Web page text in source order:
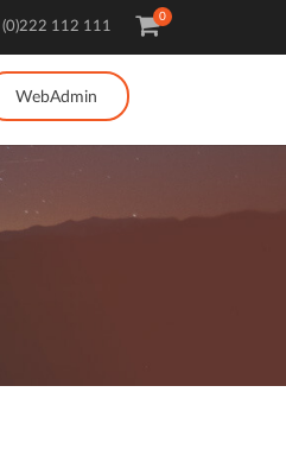
WebAdmin
112 111
0